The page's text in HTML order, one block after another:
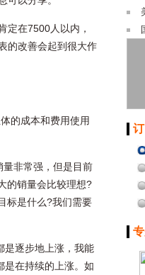
定在7500人以内，
的改善会起到很大作
的成本和费用使用
非常强，但是目前
的销量会比较理想?
标是什么?我们需要
是逐步地上涨，我能
是在持续的上涨。如